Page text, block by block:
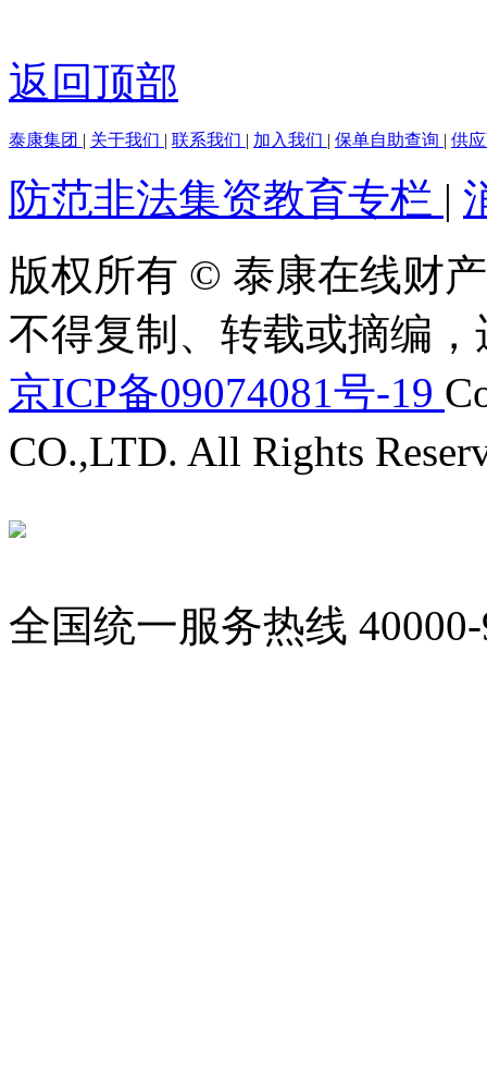
返回顶部
泰康集团 | 关于我们 | 联系我们 | 加入我们 | 保单自助查询 | 供
防范非法集资教育专栏 |
版权所有 © 泰康在线财
不得复制、转载或摘编
京ICP备09074081号-19
CO.,LTD. All Rights
全国统一服务热线